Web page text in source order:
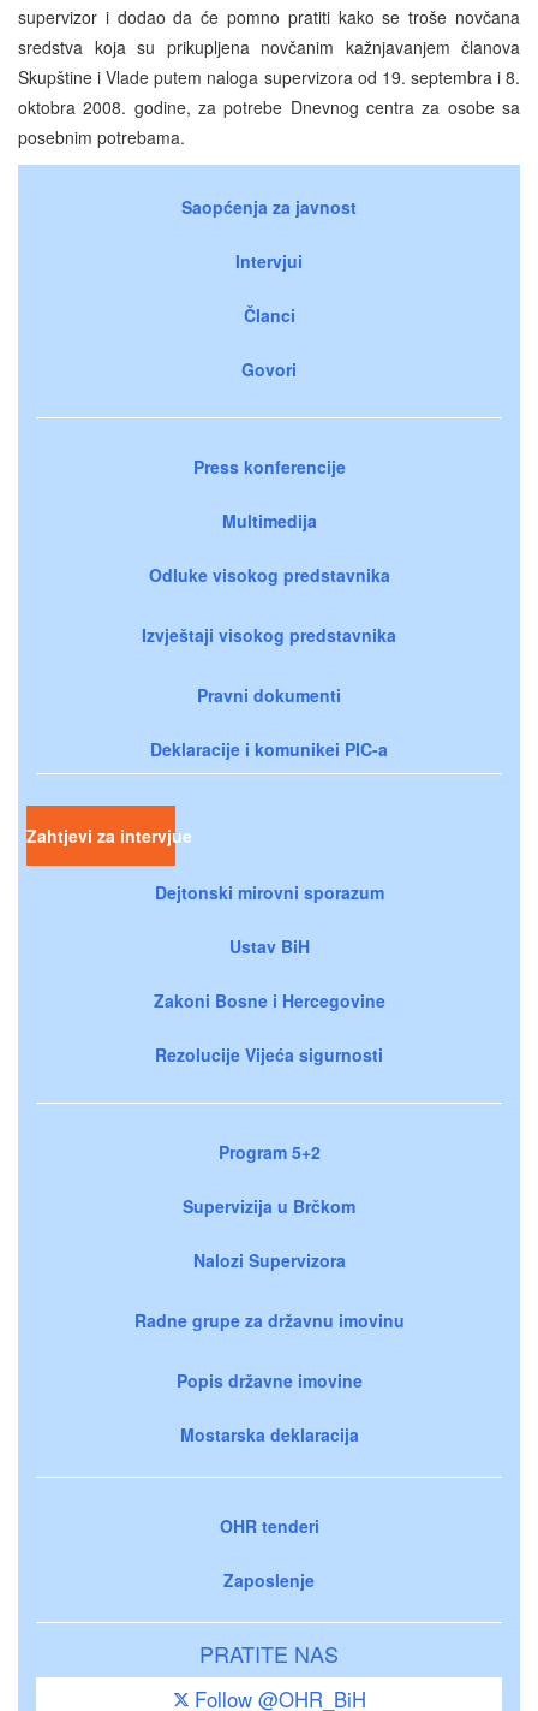
supervizor i dodao da će pomno pratiti kako se troše novčana
sredstva koja su prikupljena novčanim kažnjavanjem članova
Skupštine i Vlade putem naloga supervizora od 19. septembra i 8.
oktobra 2008. godine, za potrebe Dnevnog centra za osobe sa
posebnim potrebama.
Saopćenja za javnost
Intervjui
Članci
Govori
Press konferencije
Multimedija
Odluke visokog predstavnika
Izvještaji visokog predstavnika
Pravni dokumenti
Deklaracije i komunikei PIC-a
Zahtjevi za intervjue
Dejtonski mirovni sporazum
Ustav BiH
Zakoni Bosne i Hercegovine
Rezolucije Vijeća sigurnosti
Program 5+2
Supervizija u Brčkom
Nalozi Supervizora
Radne grupe za državnu imovinu
Popis državne imovine
Mostarska deklaracija
OHR tenderi
Zaposlenje
PRATITE NAS
Follow @OHR_BiH